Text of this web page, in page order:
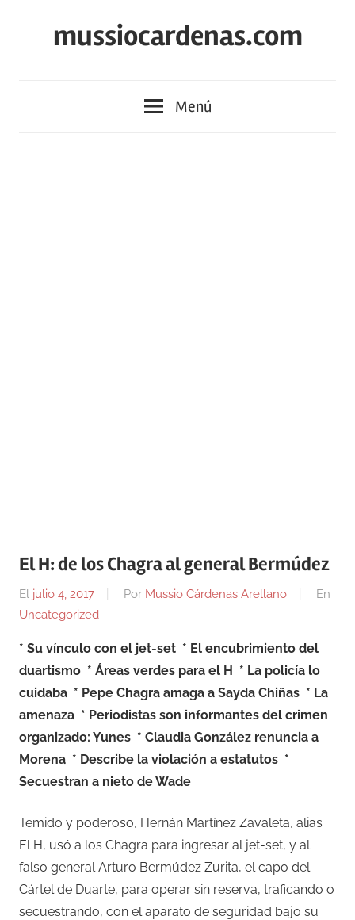
mussiocardenas.com
Menú
El H: de los Chagra al general Bermúdez
El julio 4, 2017 Por Mussio Cárdenas Arellano
En
Uncategorized
* Su vínculo con el jet-set * El encubrimiento del
duartismo * Áreas verdes para el H * La policía lo
cuidaba * Pepe Chagra amaga a Sayda Chiñas * La
amenaza * Periodistas son informantes del crimen
organizado: Yunes * Claudia González renuncia a
Morena * Describe la violación a estatutos *
Secuestran a nieto de Wade
Temido y poderoso, Hernán Martínez Zavaleta, alias
El H, usó a los Chagra para ingresar al jet-set, y al
falso general Arturo Bermúdez Zurita, el capo del
Cártel de Duarte, para operar sin reserva, traficando o
secuestrando, con el aparato de seguridad bajo su